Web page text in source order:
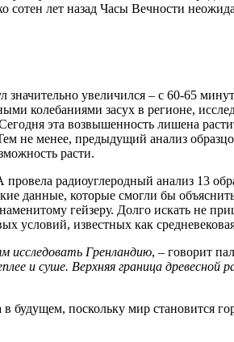
лет назад Часы Вечности
увеличился – с 60-65
колебаниями засух в регионе,
эта возвышенность лишена
не менее, предыдущий анализ
расти.
радиоуглеродный анализ 13
данные, которые смогли бы
гейзеру. Долго искать не
условий, известных как
исследовать Гренландию, – говорит
и суше. Верхняя граница
будущем, поскольку мир становится